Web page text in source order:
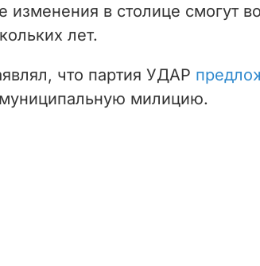
изменения в столице смогут
лет.
что партия УДАР
муниципальную милицию.